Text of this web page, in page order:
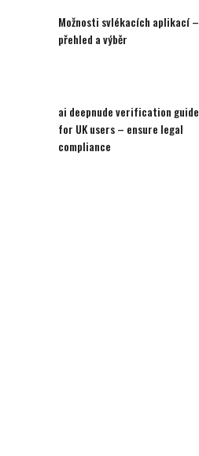
Možnosti svlékacích aplikací –
přehled a výběr
ai deepnude verification guide
for UK users – ensure legal
compliance